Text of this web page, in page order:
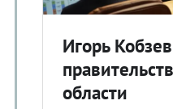
Игорь
области